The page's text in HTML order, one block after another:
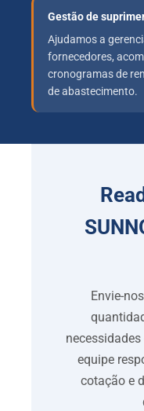
Gestão de
Ajudamos a
fornecedores,
cronogramas de
de abastecimento.
Envie-
equipe
cotação e